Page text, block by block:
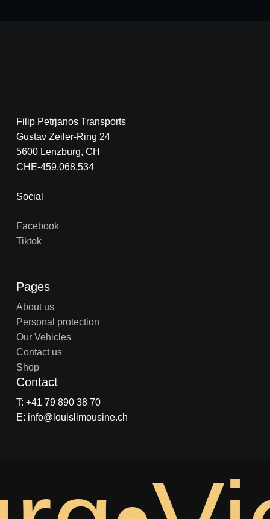
Filip Petrjanos Transports
Gustav Zeiler-Ring 24
5600 Lenzburg, CH
CHE-459.068.534
Social
Facebook
Tiktok
Pages
About us
Personal protection
Our Vehicles
Contact us
Shop
Contact
T: +41 79 890 38 70
E: info@louislimousine.ch